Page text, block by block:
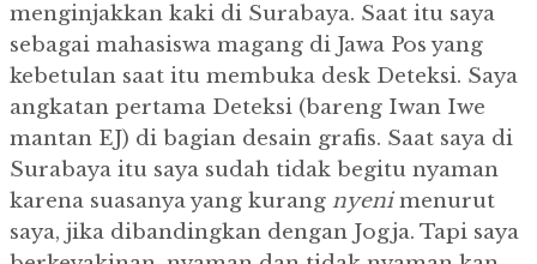
menginjakkan kaki di Surabaya. Saat itu saya
sebagai mahasiswa magang di Jawa Pos yang
kebetulan saat itu membuka desk Deteksi. Saya
angkatan pertama Deteksi (bareng Iwan Iwe
mantan EJ) di bagian desain grafis. Saat saya di
Surabaya itu saya sudah tidak begitu nyaman
karena suasanya yang kurang nyenimenurut
saya, jika dibandingkan dengan Jogja. Tapi saya